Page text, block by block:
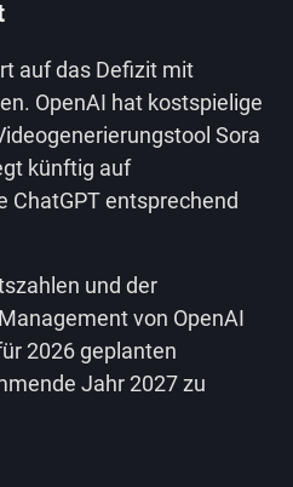
auf das Defizit mit
OpenAI hat kostspielige
Sora
künftig auf
ChatGPT entsprechend
und der
von OpenAI
2026 geplanten
Jahr 2027 zu